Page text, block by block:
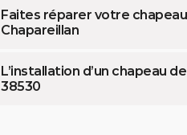
Faites réparer votre
Chapareillan
L’installation d’un chapeau
38530